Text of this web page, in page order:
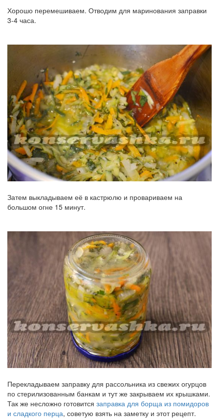
Хорошо перемешиваем. Отводим для маринования заправки
3-4 часа.
Затем выкладываем её в кастрюлю и провариваем на
большом огне 15 минут.
Перекладываем заправку для рассольника из свежих огурцов
по стерилизованным банкам и тут же закрываем их крышками.
Так же несложно готовится заправка для борща из помидоров
и сладкого перца, советую взять на заметку и этот рецепт.